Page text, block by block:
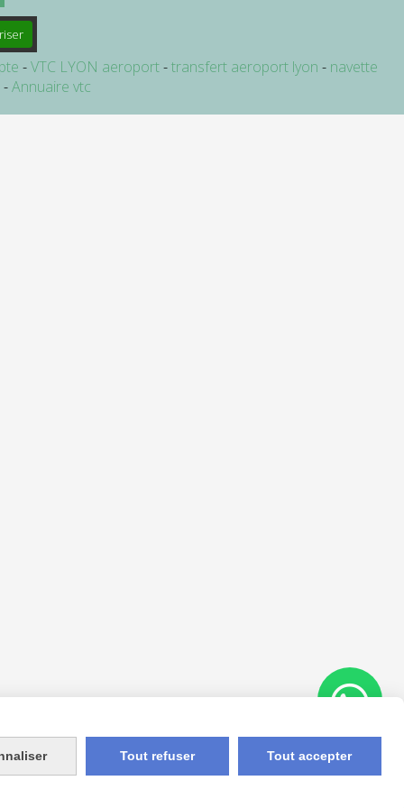
VTC LYON aeroport transfert aeroport lyon
navette
Annuaire vtc
Tout refuser Tout accepter